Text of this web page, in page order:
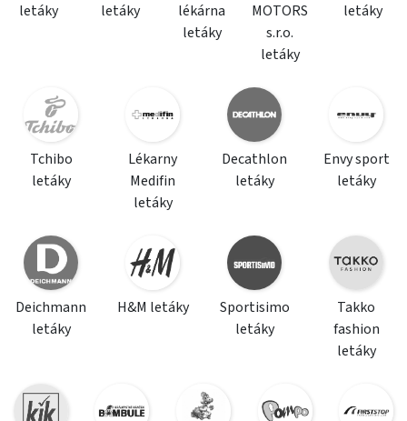
letáky
letáky
lékárna
letáky
MOTORS
s.r.o.
letáky
letáky
Tchibo
letáky
Lékarny
Medifin
letáky
Decathlon
letáky
Envy sport
letáky
Deichmann
letáky
H&M letáky
Sportisimo
letáky
Takko
fashion
letáky